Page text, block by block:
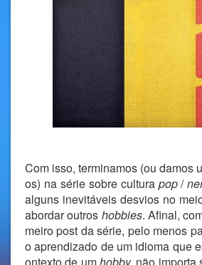
Com isso, terminamos (ou damos
os) na série sobre cultura pop/
alguns inevitáveis desvios no
abordar outros hobbies. Afinal,
meiro post da série, pelo menos
o aprendizado de um idioma que